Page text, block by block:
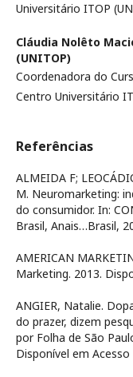
Universitário ITOP
Cláudia Nolêto
(UNITOP)
Coordenadora do
Centro Universitário
Referências
ALMEIDA F;
M. Neuromarketing:
do consumidor. In:
Brasil, Anais…Brasil,
AMERICAN
Marketing. 2013.
ANGIER, Natalie.
do prazer, dizem
por Folha de São
Disponível em Acesso